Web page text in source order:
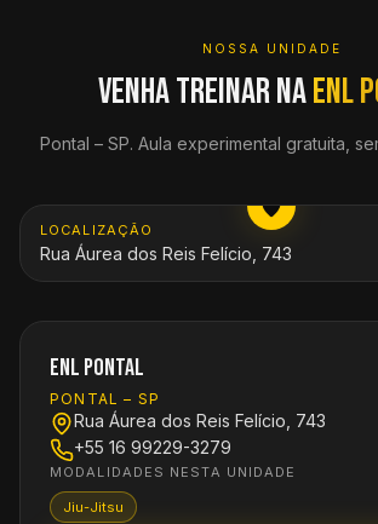
NOSSA UNIDADE
Venha treinar naENL
Pontal – SP. Aula experimental gratuita,
LOCALIZAÇÃO
Rua Áurea dos Reis Felício, 743
ENL Pontal
PONTAL – SP
Rua Áurea dos Reis Felício, 743
+55 16 99229-3279
MODALIDADES NESTA UNIDADE
Jiu-Jitsu